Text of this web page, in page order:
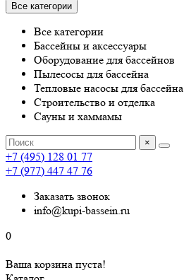
Все категории
Все категории
Бассейны и аксессуары
Оборудование для бассейнов
Пылесосы для бассейна
Тепловые насосы для бассейна
Строительство и отделка
Сауны и хаммамы
×
+7 (495) 128 01 77
+7 (977) 447 47 76
Заказать звонок
info@kupi-bassein.ru
0
Ваша корзина пуста!